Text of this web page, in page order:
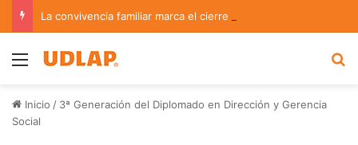
Menu
Inicio / 3ª Generación del Diplomado en Dirección y Gerencia
Social